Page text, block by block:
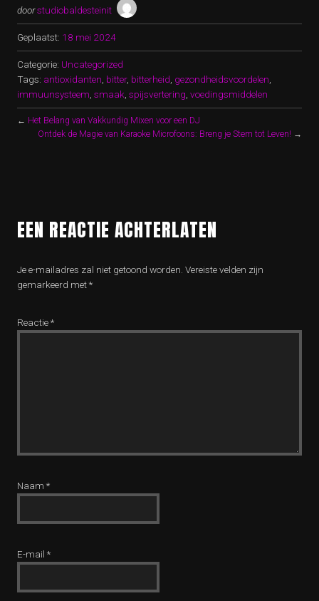
doorstudiobaldesteinit
Geplaatst: 18 mei 2024
Categorie: Uncategorized
Tags: antioxidanten bitter, bitterheid gezondheidsvoordelen
immuunsysteem smaak spijsvertering voedingsmiddelen
← Het Belang van Vakkundig Mixen voor een DJ
Ontdek de Magie van Karaoke Microfoons: Breng je Stem tot Leven! →
EEN REACTIE ACHTERLATEN
Je e-mailadres zal niet getoond worden. Vereiste velden zijn
gemarkeerd met*
Reactie*
Naam *
E-mail *